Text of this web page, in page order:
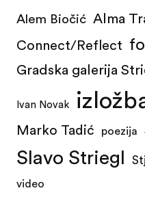
Alem Biočić Alma
Connect/Reflect
Gradska galerija
Ivan Novak
Marko Tadić poezija
Slavo Striegl
video